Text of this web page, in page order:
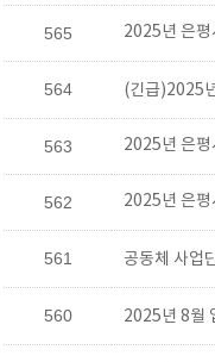
565 2025년 은평
564 (긴급)2025
563 2025년 은평
562 2025년 은평
561 공동체 사업
560 2025년 8월